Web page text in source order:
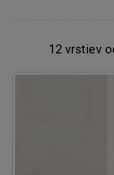
12 vrstiev